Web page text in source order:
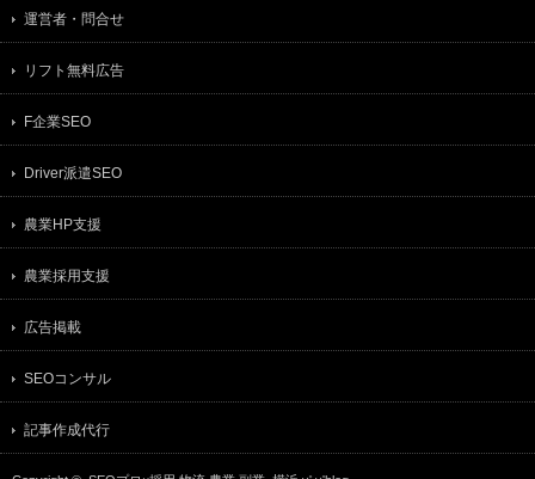
運営者・問合せ
リフト無料広告
F企業SEO
Driver派遣SEO
農業HP支援
農業採用支援
広告掲載
SEOコンサル
記事作成代行